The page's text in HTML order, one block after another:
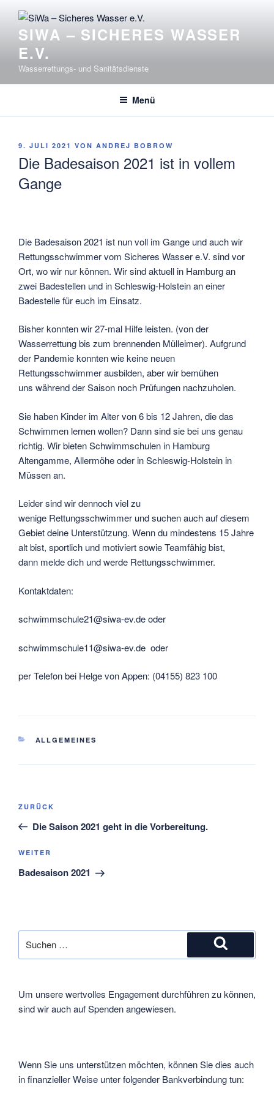
Inhalt
springenSIWA – SICHERES WASSER
E.V.
Wasserrettungs- und Sanitätsdienste
Menü
VERÖFFENTLICHT
9. JULI 2021 VON ANDREJ BOBROW
Die Badesaison 2021 ist in vollem
Gange
Die Badesaison 2021 ist nun voll im Gange und auch wir
Rettungsschwimmer vom Sicheres Wasser e.V. sind vor
Ort, wo wir nur können. Wir sind aktuell in Hamburg an
zwei Badestellen und in Schleswig-Holstein an einer
Badestelle für euch im Einsatz.
Bisher konnten wir 27-mal Hilfe leisten. (von der
Wasserrettung bis zum brennenden Mülleimer). Aufgrund
der Pandemie konnten wie keine neuen
Rettungsschwimmer ausbilden, aber wir bemühen
uns während der Saison noch Prüfungen nachzuholen.
Sie haben Kinder im Alter von 6 bis 12 Jahren, die das
Schwimmen lernen wollen? Dann sind sie bei uns genau
richtig. Wir bieten Schwimmschulen in Hamburg
Altengamme, Allermöhe oder in Schleswig-Holstein in
Müssen an.
Leider sind wir dennoch viel zu
wenige Rettungsschwimmer und suchen auch auf diesem
Gebiet deine Unterstützung. Wenn du mindestens 15 Jahre
alt bist, sportlich und motiviert sowie Teamfähig bist,
dann melde dich und werde Rettungsschwimmer.
Kontaktdaten:
schwimmschule21@siwa-ev.de oder
schwimmschule11@siwa-ev.de oder
per Telefon bei Helge von Appen: (04155) 823 100
KATEGORIEN
ALLGEMEINES
Beitragsnavigation
Vorheriger
Beitrag
ZURÜCK
Die Saison 2021 geht in die Vorbereitung.
Nächster
Beitrag
WEITER
Badesaison 2021
nach:
Suchen
Um unsere wertvolles Engagement durchführen zu können,
sind wir auch auf Spenden angewiesen.
Wenn Sie uns unterstützen möchten, können Sie dies auch
in finanzieller Weise unter folgender Bankverbindung tun: